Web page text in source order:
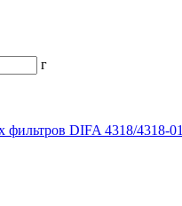
г
DIFA 4318/4318-01